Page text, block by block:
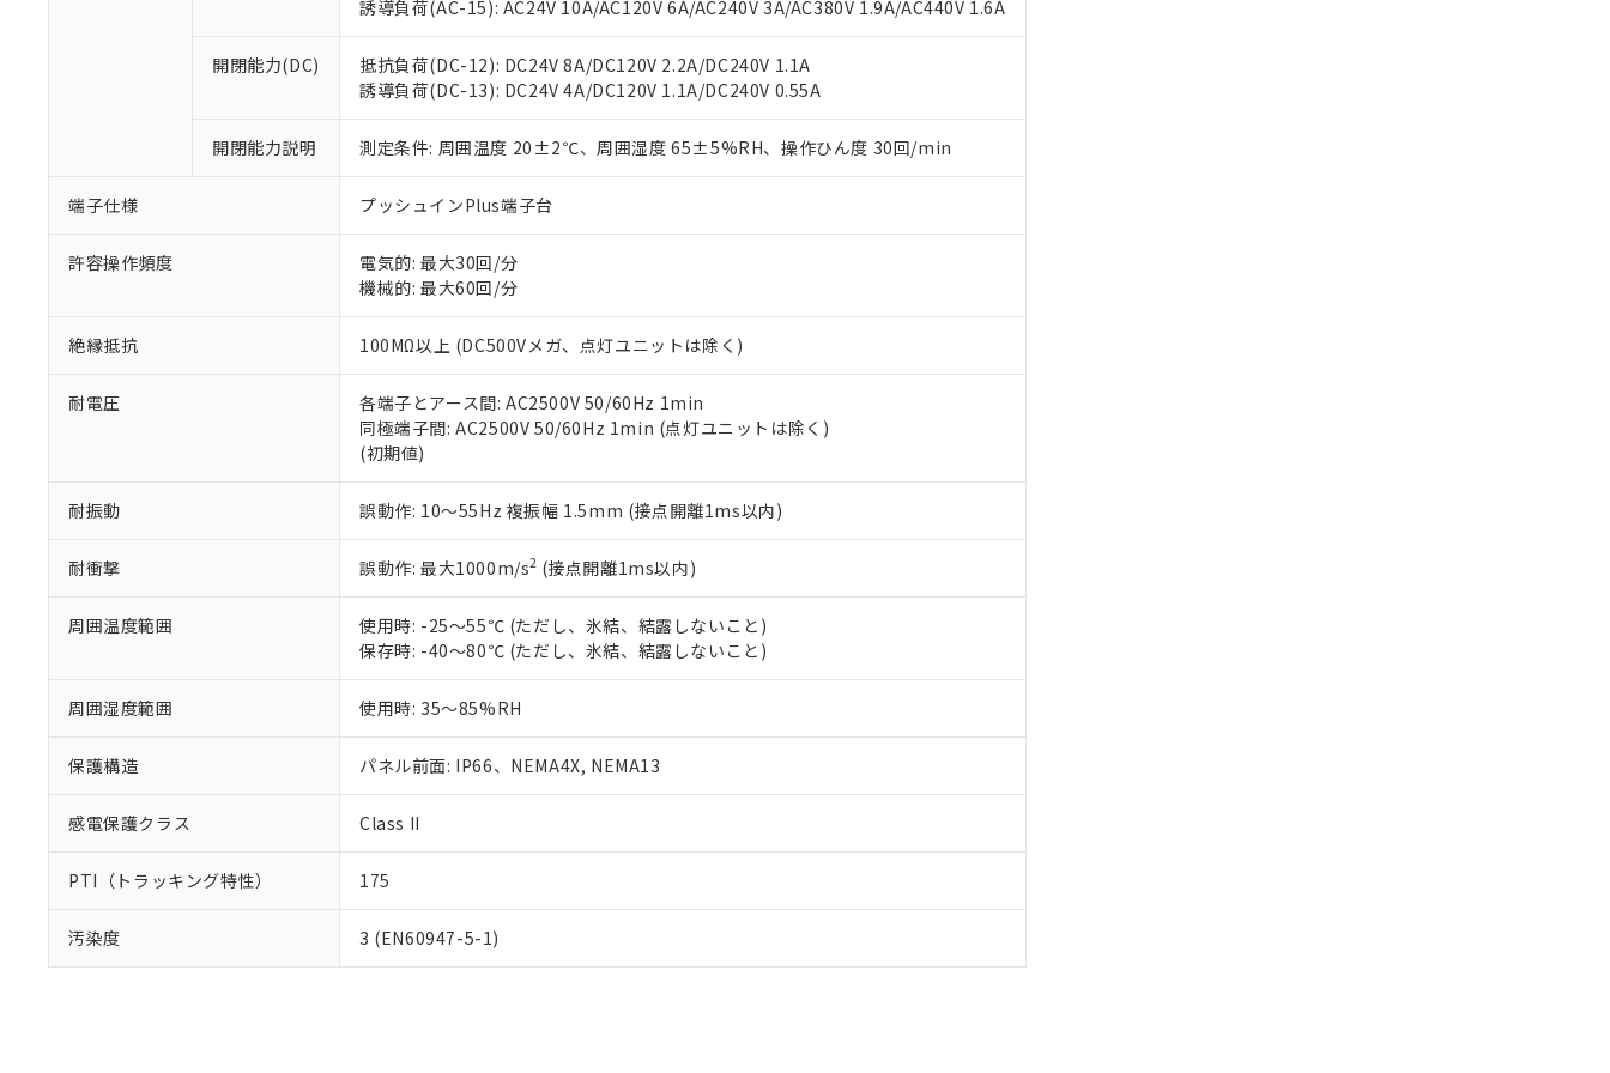
誘導負荷(AC-15): AC24V 10A/AC120V 6A/AC240V 3A/AC380V 1.9A/AC440V 1.6A
開閉能力(DC)
抵抗負荷(DC-12): DC24V 8A/DC120V 2.2A/DC240V 1.1A
誘導負荷(DC-13): DC24V 4A/DC120V 1.1A/DC240V 0.55A
開閉能力説明 測定条件: 周囲温度 20±2℃、周囲湿度 65±5%RH、操作ひん度 30回/min
端子仕様 プッシュインPlus端子台
許容操作頻度
電気的: 最大30回/分
機械的: 最大60回/分
絶縁抵抗 100MΩ以上 (DC500Vメガ、点灯ユニットは除く)
耐電圧
各端子とアース間: AC2500V 50/60Hz 1min
同極端子間: AC2500V 50/60Hz 1min (点灯ユニットは除く)
(初期値)
耐振動 誤動作: 10～55Hz 複振幅 1.5mm (接点開離1ms以内)
耐衝撃 誤動作: 最大1000m/s2 (接点開離1ms以内)
周囲温度範囲
使用時: -25～55℃ (ただし、氷結、結露しないこと)
保存時: -40～80℃ (ただし、氷結、結露しないこと)
周囲湿度範囲 使用時: 35～85%RH
保護構造 パネル前面: IP66、NEMA4X, NEMA13
感電保護クラス Class II
PTI（トラッキング特性） 175
汚染度 3 (EN60947-5-1)
が、当社の製品・サービスに関するお客様との取引・商談に必要な範囲で利用することをご了承くだ
※当社の共同利用者とは、"個人情報の共同利用に関して"
いる法人を指します。
EU RoHS指令（10物質）の非含有証明書
51物質の非含有証明書（当社基準）
※本証明書は発行日時点で非含有を証明するもので、過去に遡って非含有を証明するものではありません。
また、RoHS指令のフタル酸エステル類４物質の対応では、対応完了までの期間は出荷製品に未対応品が
混在することから備考欄に対応日を記載しておりました。
り割愛しております。
白